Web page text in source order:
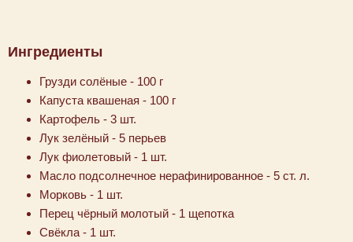
Ингредиенты
Грузди солёные - 100 г
Капуста квашеная - 100 г
Картофель - 3 шт.
Лук зелёный - 5 перьев
Лук фиолетовый - 1 шт.
Масло подсолнечное нерафинированное - 5 ст. л.
Морковь - 1 шт.
Перец чёрный молотый - 1 щепотка
Свёкла - 1 шт.